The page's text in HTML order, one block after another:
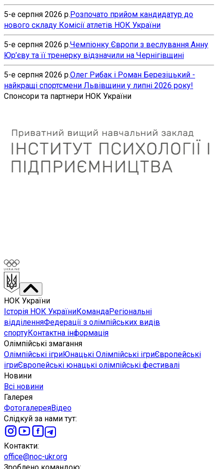
5-е серпня 2026 р.Розпочато прийом кандидатур до
нового складу Комісії атлетів НОК України
5-е серпня 2026 р.Чемпіонку Європи з веслування Анну
Юр’єву та її тренерку відзначили на Чернігівщині
5-е серпня 2026 р.Олег Рибак і Роман Березіцький -
найкращі спортсмени Львівщини у липні 2026 року!
Спонсори та партнери НОК України
НОК України
Історія НОК УкраїниКомандаРегіональні
відділенняФедерації з олімпійських видів
спортуКонтактна інформація
Олімпійські змагання
Олімпійські ігриЮнацькі Олімпійські ігриЄвропейські
ігриЄвропейські юнацькі олімпійські фестивалі
Новини
Всі новини
Галерея
ФотогалереяВідео
Слідкуй за нами тут:
Контакти:
office@noc-ukr.org